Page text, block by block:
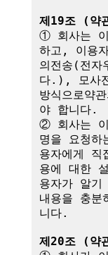
제19조 (약
① 회사는 이
하고, 이용
의전송(전자
다.), 모사
방식으로약
야 합니다.
② 회사는 이
명을 요청하
용자에게 직
용에 대한
용자가 알
내용을 충
니다.
제20조 (약